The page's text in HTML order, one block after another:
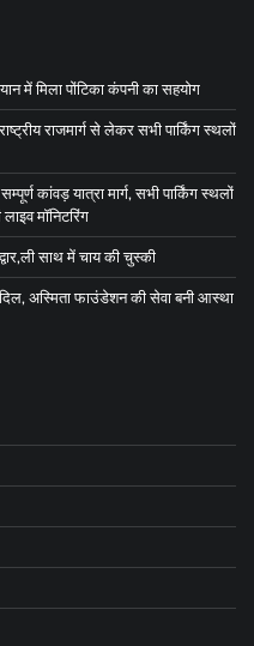
में मिला पोंटिका कंपनी का सहयोग
राजमार्ग से लेकर सभी पार्किंग स्थलों
कांवड़ यात्रा मार्ग, सभी पार्किंग स्थलों
मॉनिटरिंग
साथ में चाय की चुस्की
अस्मिता फाउंडेशन की सेवा बनी आस्था